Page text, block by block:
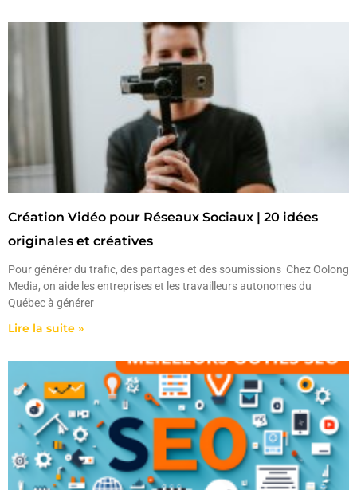
Création Vidéo pour Réseaux Sociaux | 20 idées
originales et créatives
Pour générer du trafic, des partages et des soumissions Chez Oolong
Media, on aide les entreprises et les travailleurs autonomes du
Québec à générer
Lire la suite »